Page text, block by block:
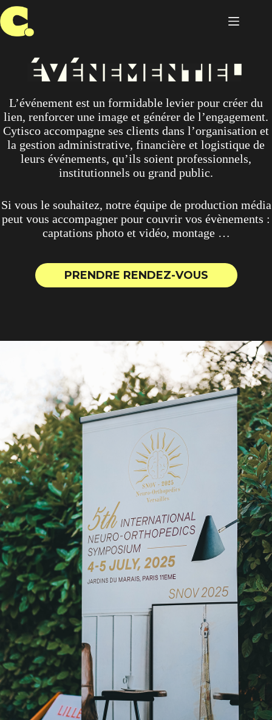
Passer
au
contenu
L’événement est un formidable levier pour créer du
lien, renforcer une image et générer de l’engagement.
Cytisco accompagne ses clients dans l’organisation et
la gestion administrative, financière et logistique de
leurs événements, qu’ils soient professionnels,
institutionnels ou grand public.
Si vous le souhaitez, notre équipe de production média
peut vous accompagner pour couvrir vos évènements :
captations photo et vidéo, montage …
PRENDRE RENDEZ-VOUS